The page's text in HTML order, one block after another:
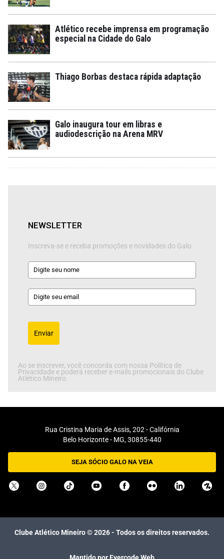
Atlético recebe imprensa em programação
especial na Cidade do Galo
Thiago Borbas destaca rápida adaptação
Galo inaugura tour em libras e
audiodescrição na Arena MRV
NEWSLETTER
Inscreva-se e receba promoções e novidades do Galo
Enviar
Ao se inscrever, você concorda com nossa Política de
Privacidade e poderá receber e-mails promocionais do Clube
Atlético Mineiro.
Rua Cristina Maria de Assis, 202 - Califórnia
Belo Horizonte - MG, 30855-440
SEJA SÓCIO GALO NA VEIA
Clube Atlético Mineiro ©2026- Todos os direitos reservados.